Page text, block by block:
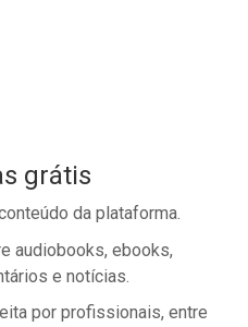
grátis
da plataforma.
audiobooks, ebooks,
e notícias.
por profissionais, entre